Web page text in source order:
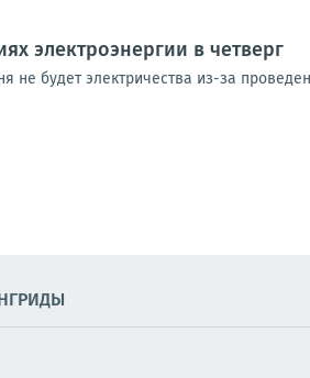
электроэнергии в четверг
не будет электричества из-за